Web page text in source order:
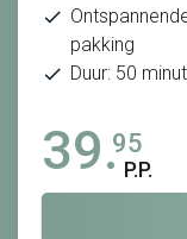
pakking
Duur: 50
39.95
P.P.